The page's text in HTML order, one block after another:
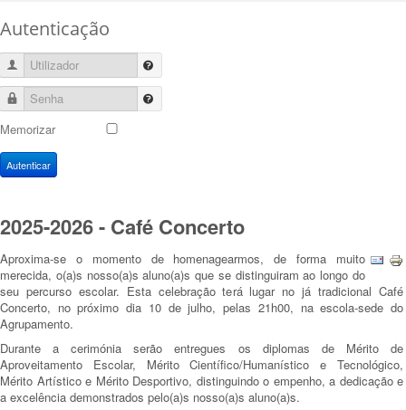
Autenticação
Utilizador
Senha
Memorizar
Autenticar
2025-2026 - Café Concerto
Aproxima-se o momento de homenagearmos, de forma muito
merecida, o(a)s nosso(a)s aluno(a)s que se distinguiram ao longo do
seu percurso escolar. Esta celebração terá lugar no já tradicional Café
Concerto, no próximo dia 10 de julho, pelas 21h00, na escola-sede do
Agrupamento.
Durante a cerimónia serão entregues os diplomas de Mérito de
Aproveitamento Escolar, Mérito Científico/Humanístico e Tecnológico,
Mérito Artístico e Mérito Desportivo, distinguindo o empenho, a dedicação e
a excelência demonstrados pelo(a)s nosso(a)s aluno(a)s.